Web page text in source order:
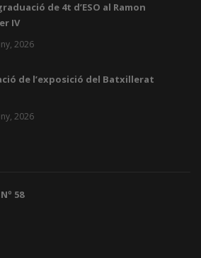
de 4t d’ESO al Ramon
IV
2026
de l’exposició del Batxillerat
2026
58